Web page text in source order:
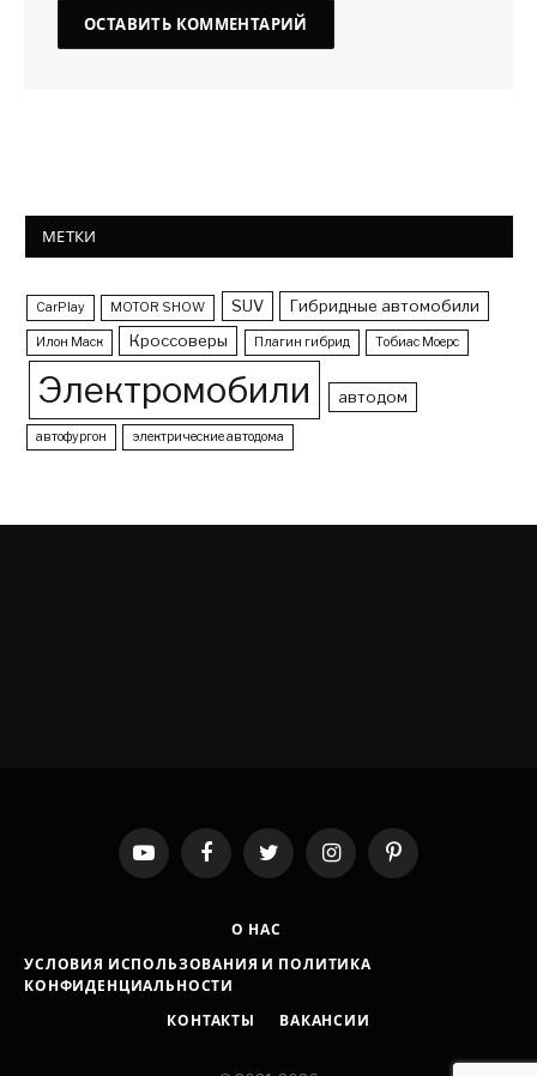
МЕТКИ
CarPlay MOTOR SHOW SUV Гибридные автомобили
Илон Маск Кроссоверы Плагин гибрид Тобиас Моерс
Электромобили автодом
автофургон электрические автодома
YouTubeFacebookTwitter InstagramPinterest
О НАС
УСЛОВИЯ ИСПОЛЬЗОВАНИЯ И ПОЛИТИКА
КОНФИДЕНЦИАЛЬНОСТИ
КОНТАКТЫ
ВАКАНСИИ